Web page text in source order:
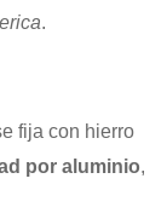
.
fija con hierro
por aluminio,